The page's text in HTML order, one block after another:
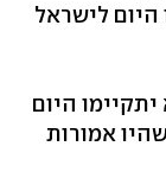
היום לישראל
היום
אמורות